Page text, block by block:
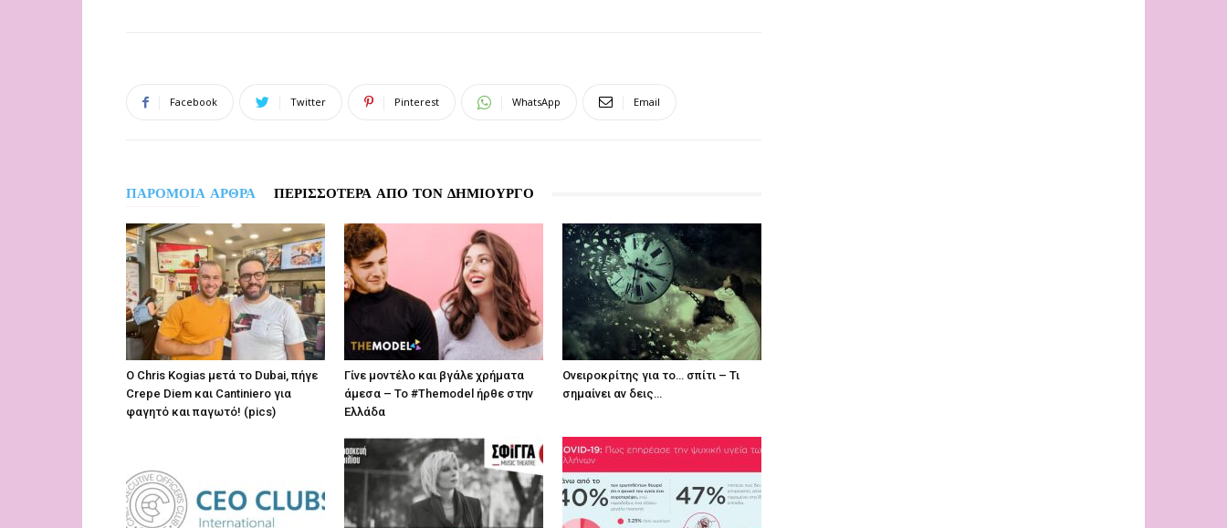
Facebook Twitter Pinterest WhatsApp Email
ΠΑΡΟΜΟΙΑ ΑΡΘΡΑ ΠΕΡΙΣΣΟΤΕΡΑ ΑΠΟ ΤΟΝ ΔΗΜΙΟΥΡΓΟ
O Chris Kogias μετά το Dubai, πήγε
Crepe Diem και Cantiniero για
φαγητό και παγωτό! (pics)
Γίνε μοντέλο και βγάλε χρήματα
άμεσα – Το #Themodel ήρθε στην
Ελλάδα
Ονειροκρίτης για το… σπίτι – Τι
σημαίνει αν δεις…